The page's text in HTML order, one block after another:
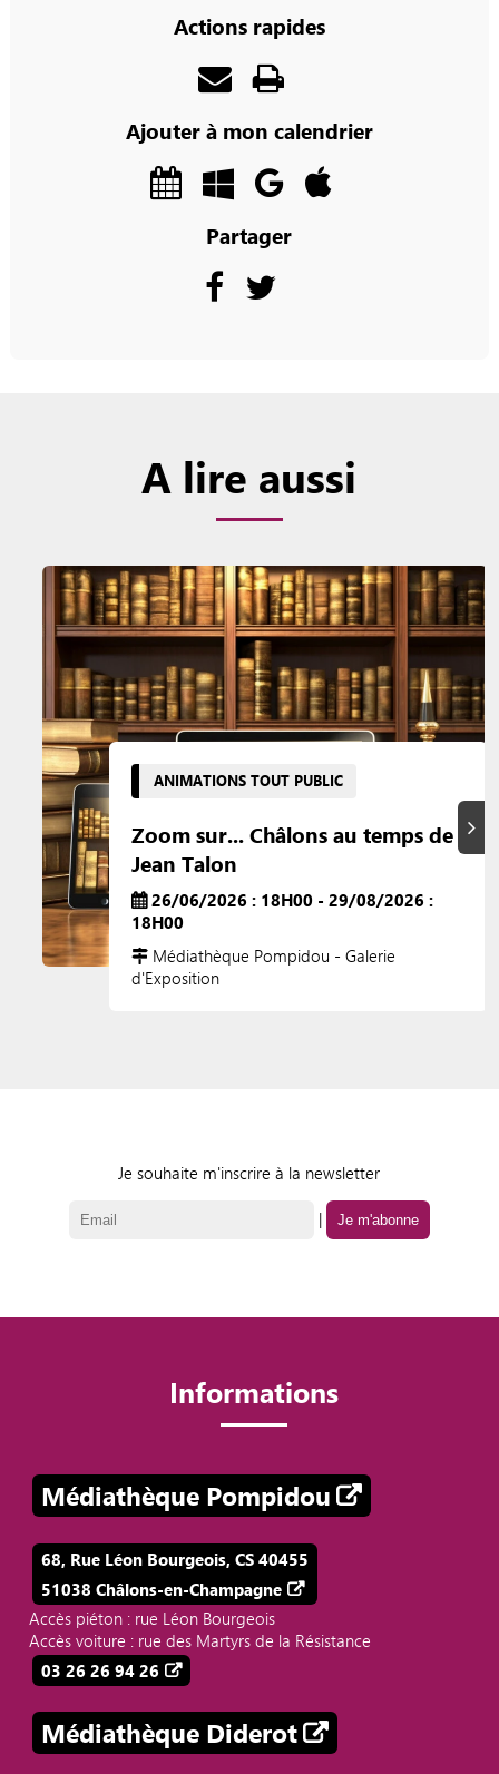
Actions rapides
Ajouter à mon calendrier
Partager
A lire aussi
ANIMATIONS TOUT PUBLIC
Zoom sur... Châlons au temps de
Jean Talon
26/06/2026 : 18H00 - 29/08/2026 :
18H00
Médiathèque Pompidou - Galerie
d'Exposition
Je souhaite m'inscrire à la newsletter
|
Informations
Médiathèque Pompidou
68, Rue Léon Bourgeois, CS 40455
51038 Châlons-en-Champagne
Accès piéton : rue Léon Bourgeois
Accès voiture : rue des Martyrs de la Résistance
03 26 26 94 26
Médiathèque Diderot